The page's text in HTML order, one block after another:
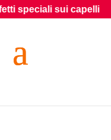
sui capelli